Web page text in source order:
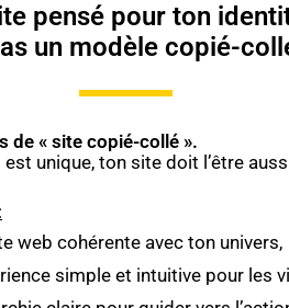
pensé pour ton
un modèle copié-
de « site copié-collé ».
unique, ton site doit l’être
web cohérente avec ton univers,
simple et intuitive pour les